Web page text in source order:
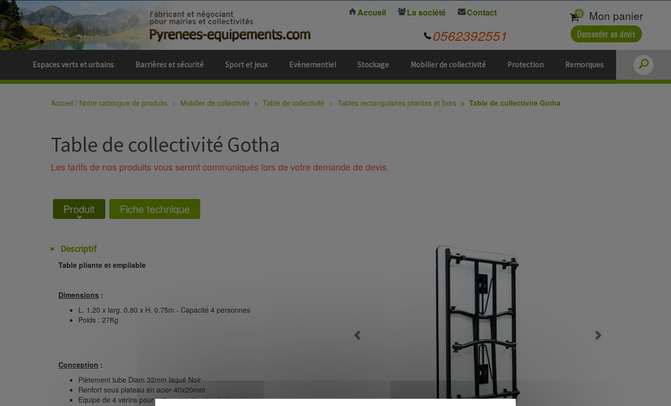
Espaces verts et urbains Barrières et sécurité Sport et jeux Evènementiel Stockage Mobilier de collectivité Protection Remorques
Accueil La société Contact
0562392551
0 Mon panier
Demander un devis
Accueil / Notre catalogue de produits Mobilier de collectivité Table de collectivité Tables rectangulaires pliantes et fixes Table de collectivité Gotha
Table de collectivité Gotha
Les tarifs de nos produits vous seront communiqués lors de votre demande de devis.
Produit Fiche technique
Descriptif
Table pliante et empilable
Dimensions :
L. 1.20 x larg. 0.80 x H. 0.75m - Capacité 4 personnes
Poids : 27Kg
Conception :
Piètement tube Diam.32mm laqué Noir
Renfort sous plateau en acier 40x20mm
Equipé de 4 vérins pour rattrapage de mise à niveau